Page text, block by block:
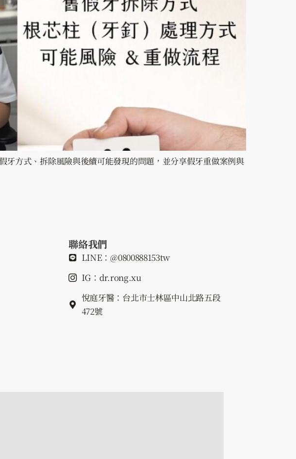
方式、拆除風險與後續可能發現的問題，並分享假牙重做案例與
聯絡我們
LINE：@0800888153tw
IG：dr.rong.xu
悅庭牙醫：台北市士林區中山北路五段
472號